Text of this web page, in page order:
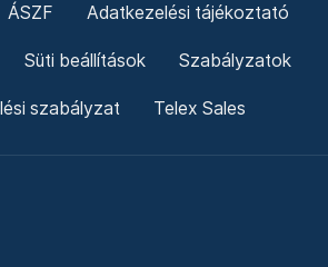
ÁSZF Adatkezelési tájékoztató
Süti beállítások Szabályzatok
szabályzat Telex Sales